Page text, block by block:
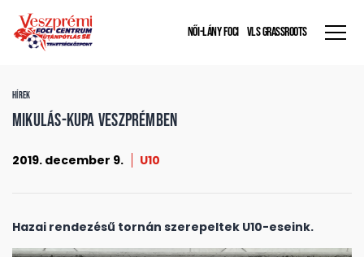
NŐI-LÁNY FOCI VLS GRASSROOTS
HÍREK
Mikulás-kupa Veszprémben
2019. december 9. U10
Hazai rendezésű tornán szerepeltek U10-eseink.